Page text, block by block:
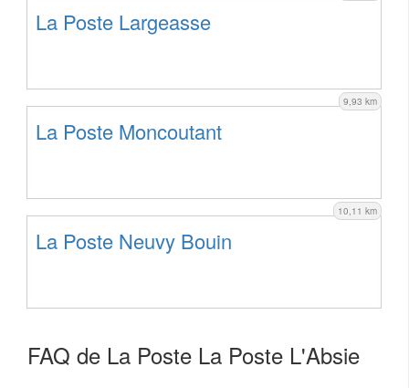
La Poste Largeasse
9,93 km
La Poste Moncoutant
10,11 km
La Poste Neuvy Bouin
FAQ de La Poste La Poste L'Absie